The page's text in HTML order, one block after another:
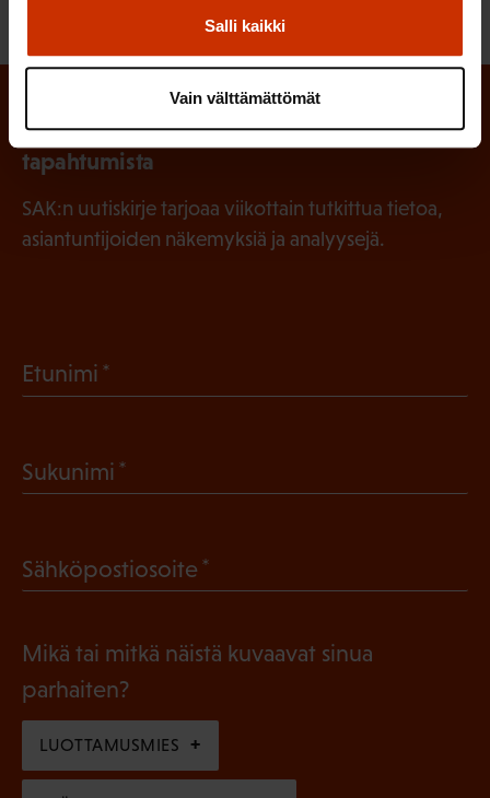
Salli kaikki
Vain välttämättömät
Tilaa SAK:n uutiskirje ja pysy kartalla
tapahtumista
SAK:n uutiskirje tarjoaa viikottain tutkittua tietoa,
asiantuntijoiden näkemyksiä ja analyysejä.
Etunimi
P
l
n
e
)
Sukunimi
k
l
i
n
e
Sähköpostiosoite
l
Mikä tai mitkä näistä kuvaavat sinua
parhaiten?
LUOTTAMUSMIES